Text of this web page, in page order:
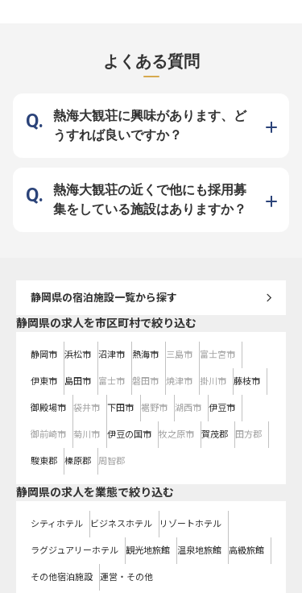
上の展望露天風呂やプール、地元産
の新鮮な食材を使用した料理を提供
た支援体制＞ 1998年の創業以来、
不動産業からホテル、飲食まで多彩
なビジネスを全国で展開する「株式
会社リブマックス」。揺るぎない基
年間休日は120日とトップクラスの
水準を誇り、私生活を大切にしなが
ら心身にゆとりを持って働けます。
接客の基本からホテル経営の一端ま
談もOK ◎月給25万円スタートの安
定性 ◎社員寮なんと全額会社負
担！生活費を大幅に削減 温かさ満
募集では、日本の美しい作法を重ん
じ、丁寧な言葉選びでお客様を魅了
したい方を求めています。未経験の
方でも、相手を敬う心と向上心があ
家具・家電付きの寮（無料）も完備
しているため、県外から移住してキ
ャリアを築きたい方も歓迎です。歴
史長く、美食と温泉を堪能できる観
よくある質問
熱海大観荘に興味があります、ど
うすれば良いですか？
熱海大観荘の近くで他にも採用募
集をしている施設はありますか？
静岡県の宿泊施設一覧から探す
静岡県の求人を市区町村で絞り込む
静岡市 浜松市 沼津市 熱海市 三島市 富士宮市
伊東市 島田市 富士市 磐田市 焼津市 掛川市 藤枝市
御殿場市 袋井市 下田市 裾野市 湖西市 伊豆市
御前崎市 菊川市 伊豆の国市 牧之原市 賀茂郡 田方郡
駿東郡 榛原郡 周智郡
静岡県の求人を業態で絞り込む
シティホテル ビジネスホテル リゾートホテル
ラグジュアリーホテル 観光地旅館 温泉地旅館 高級旅館
その他宿泊施設 運営・その他